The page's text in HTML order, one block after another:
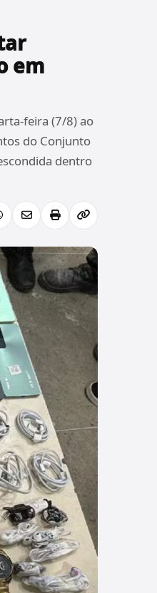
em
feira (7/8) ao
do Conjunto
dentro